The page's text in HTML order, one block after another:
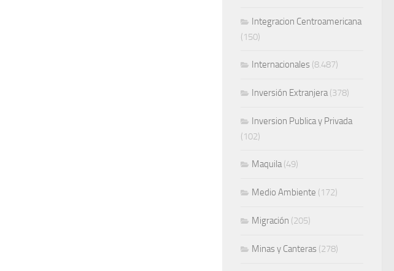
Integracion Centroamericana
(150)
Internacionales (8.487)
Inversión Extranjera(378)
Inversion Publica y Privada
(102)
Maquila(49)
Medio Ambiente (172)
Migración (205)
Minas y Canteras (278)